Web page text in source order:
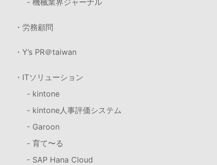
- 機械業界ジャーナル
・労務顧問
・Y’s PR＠taiwan
・ITソリューション
- kintone
- kintone人事評価システム
- Garoon
- 育て〜る
- SAP Hana Cloud